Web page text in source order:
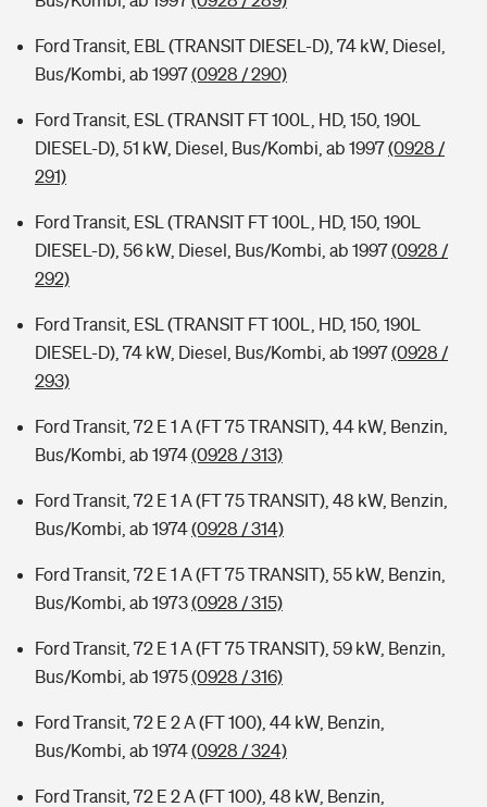
Kinderunfall-Check: Mehr Sicherheit für deine Kids
Typklassen: So ist Ihr Auto eingestuft
Sie haben Fragen?
Ford Transit, EBL (TRANSIT DIESEL-D), 74 kW, Diesel,
Bus/Kombi, ab 1997(0928 / 290)
Ford Transit, ESL (TRANSIT FT 100L, HD, 150, 190L
DIESEL-D), 51 kW, Diesel, Bus/Kombi, ab 1997(0928 /
291)
Ford Transit, ESL (TRANSIT FT 100L, HD, 150, 190L
DIESEL-D), 56 kW, Diesel, Bus/Kombi, ab 1997(0928 /
292)
Ford Transit, ESL (TRANSIT FT 100L, HD, 150, 190L
DIESEL-D), 74 kW, Diesel, Bus/Kombi, ab 1997(0928 /
293)
Ford Transit, 72 E 1 A (FT 75 TRANSIT), 44 kW, Benzin,
Bus/Kombi, ab 1974(0928 / 313)
Ford Transit, 72 E 1 A (FT 75 TRANSIT), 48 kW, Benzin,
Bus/Kombi, ab 1974(0928 / 314)
Ford Transit, 72 E 1 A (FT 75 TRANSIT), 55 kW, Benzin,
Bus/Kombi, ab 1973(0928 / 315)
Ford Transit, 72 E 1 A (FT 75 TRANSIT), 59 kW, Benzin,
Bus/Kombi, ab 1975(0928 / 316)
Ford Transit, 72 E 2 A (FT 100), 44 kW, Benzin,
Bus/Kombi, ab 1974(0928 / 324)
Ford Transit, 72 E 2 A (FT 100), 48 kW, Benzin,